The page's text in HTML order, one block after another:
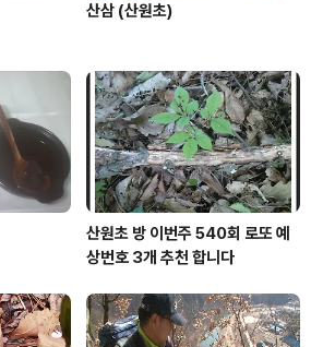
산삼 (산원초)
산원초 방 이번주 540회 로또 예
상번호 3개 추천 합니다